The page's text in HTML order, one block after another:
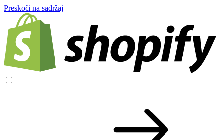
Preskoči na sadržaj